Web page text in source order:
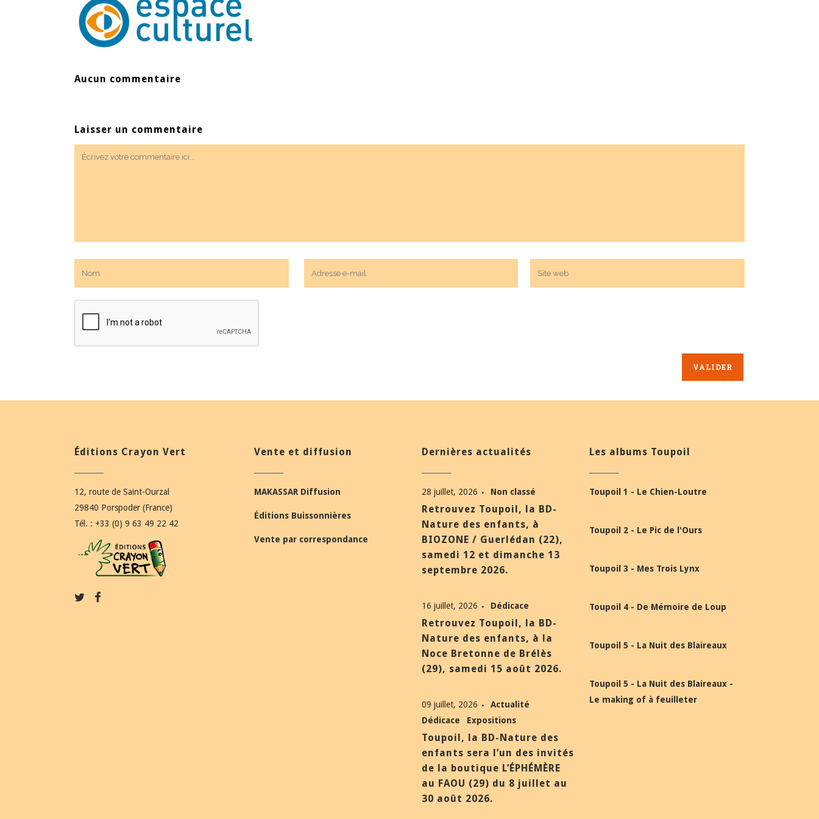
Aucun commentaire
Laisser un commentaire
Éditions Crayon Vert
12, route de Saint-Ourzal
29840 Porspoder (France)
Tél. : +33 (0) 9 63 49 22 42
Vente et diffusion
MAKASSAR Diffusion
Éditions Buissonnières
Vente par correspondance
Dernières actualités
28 juillet, 2026 Non classé
Retrouvez Toupoil, la BD-
Nature des enfants, à
BIOZONE / Guerlédan (22),
samedi 12 et dimanche 13
septembre 2026.
16 juillet, 2026 Dédicace
Retrouvez Toupoil, la BD-
Nature des enfants, à la
Noce Bretonne de Brélès
(29), samedi 15 août 2026.
09 juillet, 2026
Actualité
Dédicace
Expositions
Toupoil, la BD-Nature des
enfants sera l’un des invités
de la boutique L’ÉPHÉMÈRE
au FAOU (29) du 8 juillet au
30 août 2026.
Les albums Toupoil
Toupoil 1 - Le Chien-Loutre
Toupoil 2 - Le Pic de l'Ours
Toupoil 3 - Mes Trois Lynx
Toupoil 4 - De Mémoire de Loup
Toupoil 5 - La Nuit des Blaireaux
Toupoil 5 - La Nuit des Blaireaux -
Le making of à feuilleter